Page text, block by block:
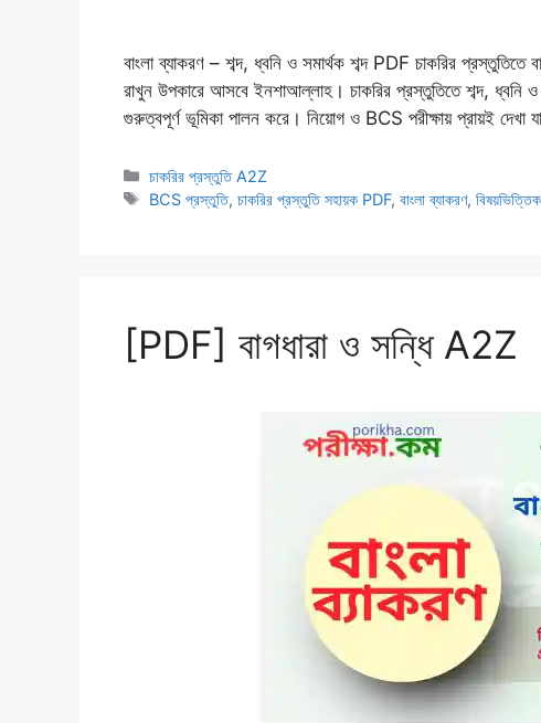
বাংলা ব্যাকরণ – শব্দ, ধ্বনি ও সমার্থক শব্দ PDF চাকরির প্রস্তুতিতে
রাখুন উপকারে আসবে ইনশাআল্লাহ। চাকরির প্রস্তুতিতে শব্দ, ধ্বনি
গুরুত্বপূর্ণ ভূমিকা পালন করে। নিয়োগ ও BCS পরীক্ষায় প্রায়ই
Categories
চাকরির প্রস্তুতি A2Z
Tags
BCS প্রস্তুতি,চাকরির প্রস্তুতি সহায়ক PDF,বাংলা ব্যাকরণ,
[PDF] বাগধারা ও সন্ধি A2Z